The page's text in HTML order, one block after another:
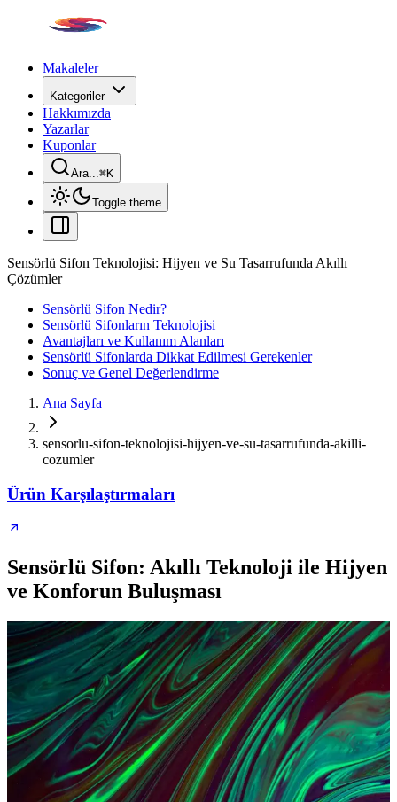
Makaleler
Kategoriler
Hakkımızda
Yazarlar
Kuponlar
Ara...⌘K
Toggle theme
Sensörlü Sifon Teknolojisi: Hijyen ve Su Tasarrufunda Akıllı
Çözümler
Sensörlü Sifon Nedir?
Sensörlü Sifonların Teknolojisi
Avantajları ve Kullanım Alanları
Sensörlü Sifonlarda Dikkat Edilmesi Gerekenler
Sonuç ve Genel Değerlendirme
Ana Sayfa
sensorlu-sifon-teknolojisi-hijyen-ve-su-tasarrufunda-akilli-
cozumler
Ürün Karşılaştırmaları
Sensörlü Sifon: Akıllı Teknoloji ile Hijyen
ve Konforun Buluşması